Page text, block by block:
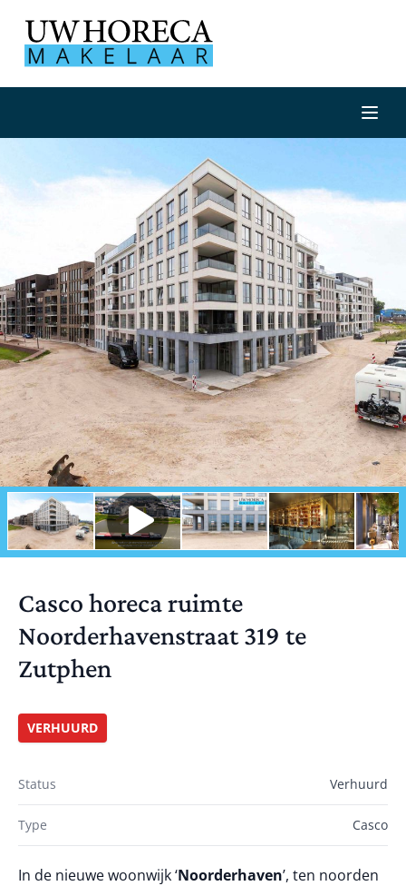
Casco horeca ruimte
Noorderhavenstraat 319 te
Zutphen
VERHUURD
Status Verhuurd
Type Casco
In de nieuwe woonwijk ‘Noorderhaven’, ten noorden